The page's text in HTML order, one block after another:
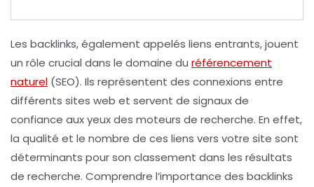
Les backlinks, également appelés liens entrants, jouent
un rôle crucial dans le domaine du référencement
naturel (SEO). Ils représentent des connexions entre
différents sites web et servent de signaux de
confiance aux yeux des moteurs de recherche. En effet,
la qualité et le nombre de ces liens vers votre site sont
déterminants pour son classement dans les résultats
de recherche. Comprendre l’importance des backlinks